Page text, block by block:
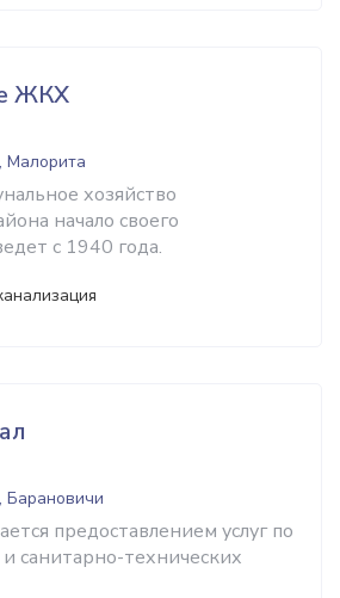
ЖКХ
Малорита
хозяйство
начало своего
с 1940 года.
Барановичи
предоставлением услуг по
санитарно-технических